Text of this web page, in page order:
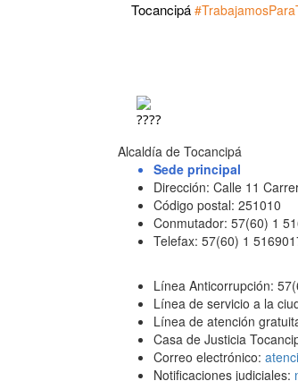
Tocancipá
Alcaldía de Tocancipá
Sede principal
Dirección: Calle 11
Código postal: 251010
Conmutador: 57(60) 1
Telefax: 57(60) 1
Línea Anticorrupción:
Línea de servicio a la
Línea de atención
Casa de Justicia
Correo electrónico:
Notificaciones judiciales: